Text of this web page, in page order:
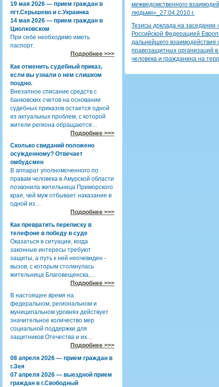
19 мая 2026 — прием граждан в
пгт.Серышево и с.Украинка
14 мая 2026 — прием граждан в
Циолковском
При себе необходимо иметь
паспорт.
Подробнее >>>
Как отменить судебный приказ,
если вы узнали о нем слишком
поздно.
Внезапное списание средств с
банковских счетов на основании
судебных приказов остается одной
из актуальных проблем, с которой
жители региона обращаются…
Подробнее >>>
Сколько свиданий положено
осужденному? Отвечает
омбудсмен
В аппарат уполномоченного по
правам человека в Амурской области
позвонила жительница Приморского
края, чей муж отбывает наказание в
одной из…
Подробнее >>>
Как превратить переписку в
телефоне в победу в суде
Оказаться в ситуации, когда
законные интересы требуют
защиты, а путь к ней неочевиден -
вызов, с которым столкнулась
жительница Благовещенска,…
Подробнее >>>
В настоящее время на
федеральном, региональном и
муниципальном уровнях действует
значительное количество мер
социальной поддержки для
защитников Отечества и их…
Подробнее >>>
08 апреля 2026 — прием граждан в
г.Зея
07 апреля 2026 — выездной прием
граждан в г.Свободный
межведомственного
людьми»_27.04.2010 г.
Тезисы доклада на заседании
Российской Федерацией
дальнейшего
правозащитных организаций
человека и гражданина на